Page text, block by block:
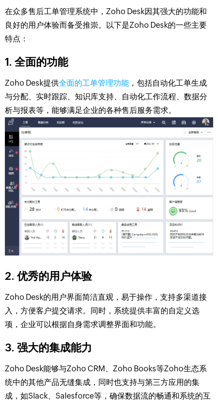
在众多售后工单管理系统中，Zoho Desk因其强大的功能和
良好的用户体验而备受推崇。以下是Zoho Desk的一些主要
特点：
1. 全面的功能
Zoho Desk提供全面的工单管理功能 ，包括自动化工单生成
与分配、实时跟踪、知识库支持、自动化工作流程、数据分
析与报表等，能够满足企业的各种售后服务需求。
2. 优秀的用户体验
Zoho Desk的用户界面简洁直观，易于操作，支持多渠道接
入，方便客户提交请求。同时，系统提供丰富的自定义选
项，企业可以根据自身需求调整界面和功能。
3. 强大的集成能力
Zoho Desk能够与Zoho CRM、Zoho Books等Zoho生态系
统中的其他产品无缝集成，同时也支持与第三方应用的集
成，如Slack、Salesforce等，确保数据流的畅通和系统的互